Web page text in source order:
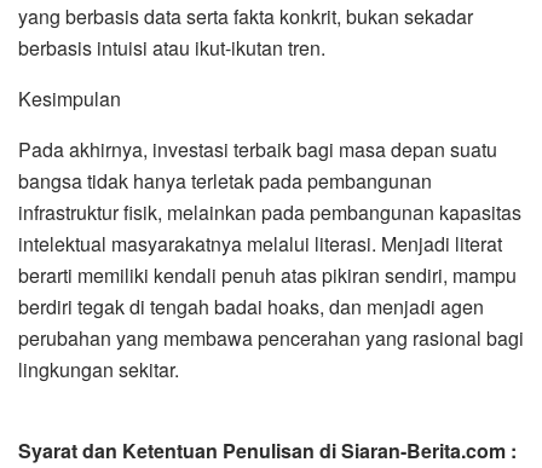
yang berbasis data serta fakta konkrit, bukan sekadar
berbasis intuisi atau ikut-ikutan tren.
Kesimpulan
Pada akhirnya, investasi terbaik bagi masa depan suatu
bangsa tidak hanya terletak pada pembangunan
infrastruktur fisik, melainkan pada pembangunan kapasitas
intelektual masyarakatnya melalui literasi. Menjadi literat
berarti memiliki kendali penuh atas pikiran sendiri, mampu
berdiri tegak di tengah badai hoaks, dan menjadi agen
perubahan yang membawa pencerahan yang rasional bagi
lingkungan sekitar.
Syarat dan Ketentuan Penulisan di Siaran-Berita.com :